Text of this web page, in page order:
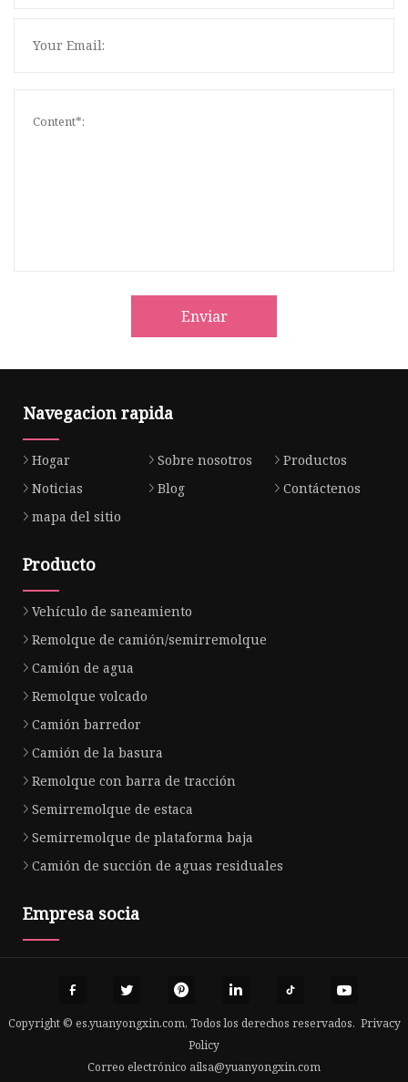
Enviar
Navegacion rapida
Hogar Sobre nosotros
Productos
Noticias
Blog
Contáctenos
mapa del sitio
Producto
Vehículo de saneamiento
Remolque de camión/semirremolque
Camión de agua
Remolque volcado
Camión barredor
Camión de la basura
Remolque con barra de tracción
Semirremolque de estaca
Semirremolque de plataforma baja
Camión de succión de aguas residuales
Empresa socia
Copyright © es.yuanyongxin.com, Todos los derechos reservados. Privacy
Policy
Correo electrónico ailsa@yuanyongxin.com